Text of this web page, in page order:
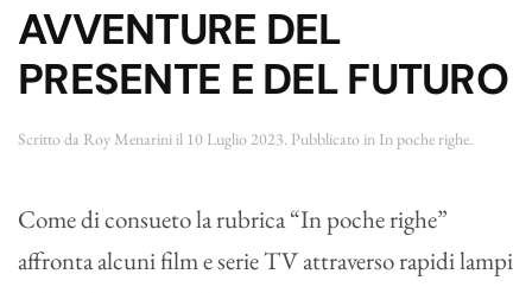
AVVENTURE DEL
PRESENTE E DEL FUTURO
Scritto da Roy Menarini il 10 Luglio 2023. Pubblicato in In poche righe.
Come di consueto la rubrica “In poche righe”
affronta alcuni film e serie TV attraverso rapidi lampi